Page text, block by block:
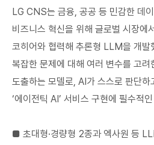
LG CNS는 금융, 공공 등 민감한 데
비즈니스 혁신을 위해 글로벌 시장에
코히어와 협력해 추론형 LLM을 개
복잡한 문제에 대해 여러 변수를 고려
도출하는 모델로, AI가 스스로 판단하
‘에이전틱 AI’ 서비스 구현에 필수적
■ 초대형·경량형 2종과 엑사원 등